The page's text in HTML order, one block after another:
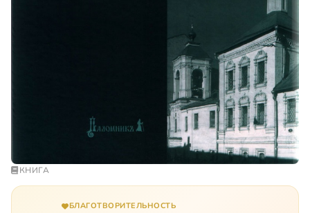
КНИГА
БЛАГОТВОРИТЕЛЬНОСТЬ